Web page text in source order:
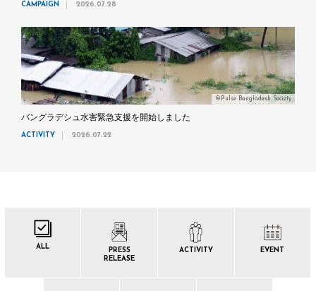
CAMPAIGN 2026.07.28
©Pulse Bangladesh Society
バングラデシュ水害緊急支援を開始しました
ACTIVITY 2026.07.22
ALL
PRESS
RELEASE
ACTIVITY EVENT